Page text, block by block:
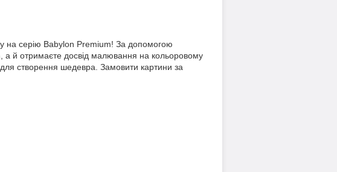
на серію Babylon Premium! За допомогою
а й отримаєте досвід малювання на кольоровому
для створення шедевра. Замовити картини за